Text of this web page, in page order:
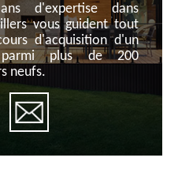
d'expertise dans
vous guident tout
d'acquisition d'un
parmi plus de 200
neufs.